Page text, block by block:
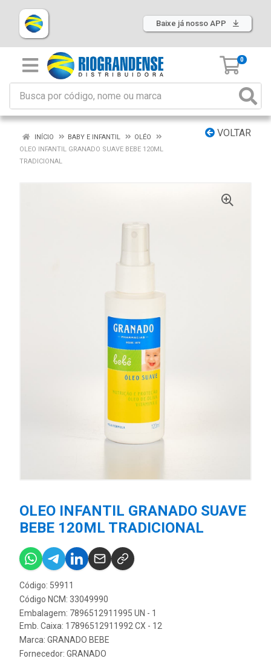
Baixe já nosso APP
0
VOLTAR
INÍCIO BABY E INFANTIL
OLÉO
OLEO INFANTIL GRANADO SUAVE BEBE 120ML
TRADICIONAL
OLEO INFANTIL GRANADO SUAVE
BEBE 120ML TRADICIONAL
Código: 59911
Código NCM: 33049990
Embalagem: 7896512911995 UN - 1
Emb. Caixa: 17896512911992 CX - 12
Marca: GRANADO BEBE
Fornecedor: GRANADO